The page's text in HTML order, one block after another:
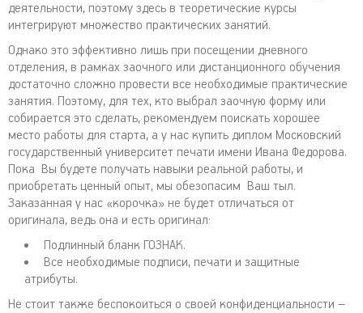
деятельности, поэтому здесь в теоретические курсы
интегрируют множество практических занятий.
Однако это эффективно лишь при посещении дневного
отделения, в рамках заочного или дистанционного обучения
достаточно сложно провести все необходимые практические
занятия. Поэтому, для тех, кто выбрал заочную форму или
собирается это сделать, рекомендуем поискать хорошее
место работы для старта, а у нас купить диплом Московский
государственный университет печати имени Ивана Федорова.
Пока Вы будете получать навыки реальной работы, и
приобретать ценный опыт, мы обезопасим Ваш тыл.
Заказанная у нас «корочка» не будет отличаться от
оригинала, ведь она и есть оригинал:
Подлинный бланк ГОЗНАК.
Все необходимые подписи, печати и защитные
атрибуты.
Не стоит также беспокоиться о своей конфиденциальности –